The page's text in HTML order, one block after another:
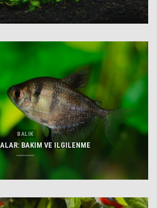
BALIK
BAKIM VE ILGILENME